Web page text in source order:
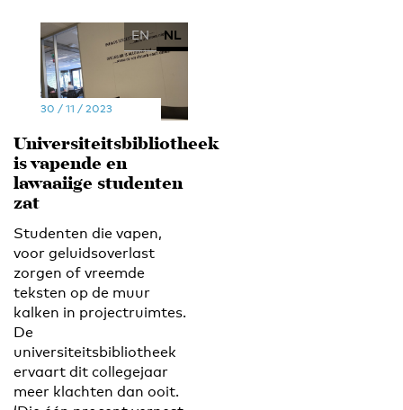
EN NL
30 / 11 / 2023
Universiteitsbibliotheek
is vapende en
lawaaiige studenten
zat
Studenten die vapen,
voor geluidsoverlast
zorgen of vreemde
teksten op de muur
kalken in projectruimtes.
De
universiteitsbibliotheek
ervaart dit collegejaar
meer klachten dan ooit.